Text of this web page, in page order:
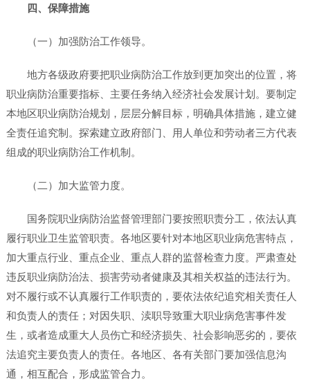
四、保障措施
（一）加强防治工作领导。
地方各级政府要把职业病防治工作放到更加突出的位置，将
职业病防治重要指标、主要任务纳入经济社会发展计划。要制定
本地区职业病防治规划，层层分解目标，明确具体措施，建立健
全责任追究制。探索建立政府部门、用人单位和劳动者三方代表
组成的职业病防治工作机制。
（二）加大监管力度。
国务院职业病防治监督管理部门要按照职责分工，依法认真
履行职业卫生监管职责。各地区要针对本地区职业病危害特点，
加大重点行业、重点企业、重点人群的监督检查力度。严肃查处
违反职业病防治法、损害劳动者健康及其相关权益的违法行为。
对不履行或不认真履行工作职责的，要依法依纪追究相关责任人
和负责人的责任；对因失职、渎职导致重大职业病危害事件发
生，或者造成重大人员伤亡和经济损失、社会影响恶劣的，要依
法追究主要负责人的责任。各地区、各有关部门要加强信息沟
通，相互配合，形成监管合力。